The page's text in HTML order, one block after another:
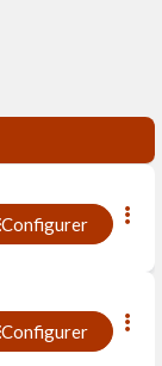
Configurer
Configurer